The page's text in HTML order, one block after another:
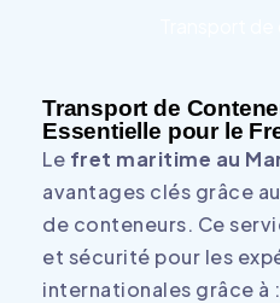
Transport de
Essentielle pour le
Le fret maritime au
avantages clés grâce
de conteneurs. Ce
et sécurité pour les
internationales grâce à :